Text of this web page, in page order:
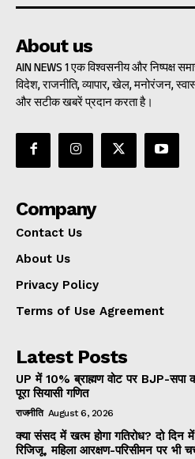
About us
AIN NEWS 1 एक विश्वसनीय और निष्पक्ष
विदेश, राजनीति, व्यापार, खेल, मनोरंजन,
और सटीक खबरें प्रदान करता है।
Company
Contact Us
About Us
Privacy Policy
Terms of Use Agreement
Latest Posts
UP में 10% ब्राह्मण वोट पर BJP-
पूरा सियासी गणित
राजनीति August 6, 2026
क्या संसद में खत्म होगा गतिरोध? दो दिन
रिजिजू, महिला आरक्षण-परिसीमन पर भी